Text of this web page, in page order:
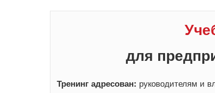
для
Тренинг адресован: руководителям и